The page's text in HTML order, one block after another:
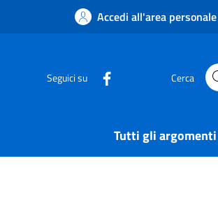
Accedi all'area personale
Seguici su Cerca
Tutti gli argomenti